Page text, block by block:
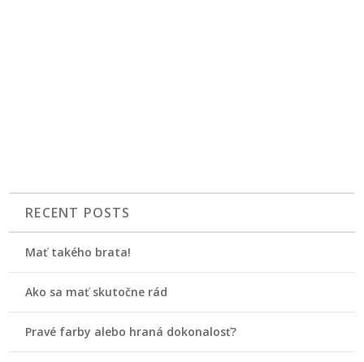
RECENT POSTS
Mať takého brata!
Ako sa mať skutočne rád
Pravé farby alebo hraná dokonalosť?